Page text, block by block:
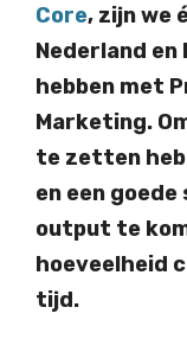
Core, zijn we
Nederland
hebben met
Marketing.
te zetten
en een
output te
hoeveelheid
tijd.